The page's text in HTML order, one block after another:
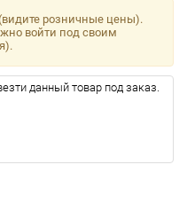
розничные цены).
войти под своим
данный товар под заказ.